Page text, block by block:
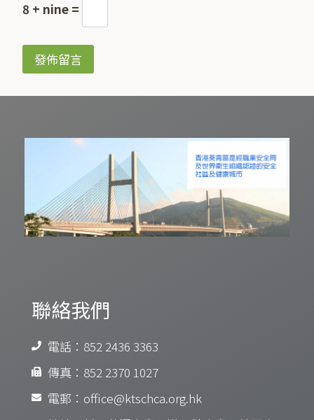
8 + nine =
聯絡我們
電話：852 2436 3363
傳真：852 2370 1027
電郵：office@ktschca.org.hk